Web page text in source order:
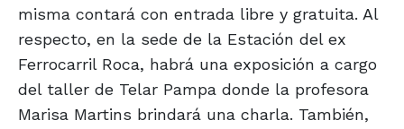
misma contará con entrada libre y gratuita. Al
respecto, en la sede de la Estación del ex
Ferrocarril Roca, habrá una exposición a cargo
del taller de Telar Pampa donde la profesora
Marisa Martins brindará una charla. También,